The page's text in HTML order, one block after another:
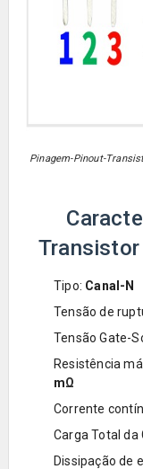
Pinagem-Pinout-
Tipo: Canal-N
Tensão de
Tensão Gate-
Resistência
mΩ
Corrente
Carga Total da
Dissipação de